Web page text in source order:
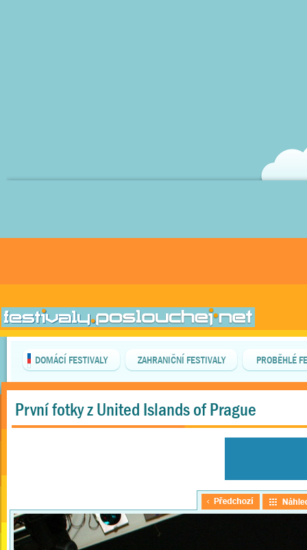
DOMÁCÍ FESTIVALY ZAHRANIČNÍ FESTIVALY PROBĚHLÉ
První fotky z United Islands of Prague